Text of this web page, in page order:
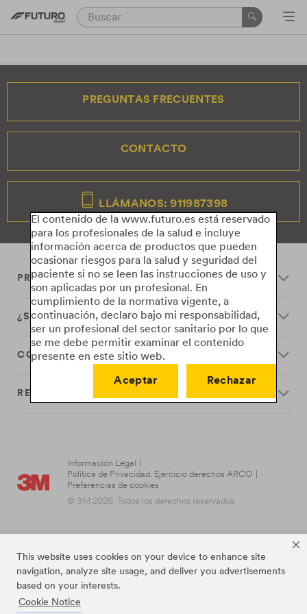
This website uses cookies on your device to enhance site
navigation, analyze site usage, and deliver you advertisements
based on your interests.
Cookie Notice
El contenido de la www.futuro.es está reservado
para los profesionales de la salud e incluye
información acerca de productos que pueden
ocasionar riesgos para la salud y seguridad del
paciente si no se leen las instrucciones de uso y
son aplicadas por un profesional. En
cumplimiento de la normativa vigente, a
continuación, declaro bajo mi responsabilidad,
ser un profesional del sector sanitario por lo que
se me debe permitir examinar el contenido
presente en este sitio web.
Aceptar Rechazar
PREGUNTAS FRECUENTES
CONTACTO
LLÁMANOS: 911987398
PRODUCTS
¿SEGUIMOS?
CÓMO FUNCIONAN
RECURSOS
Información Legal
Política de Privacidad. Ejercicio derechos ARCO
Preferencias de cookies
© 3M 2026. Todos los derechos reservados.